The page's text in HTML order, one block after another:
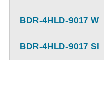
BDR-4HLD-9017 W
BDR-4HLD-9017 SI